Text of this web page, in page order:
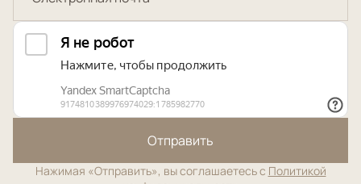
Отправить
Нажимая «Отправить», вы соглашаетесь с Политикой